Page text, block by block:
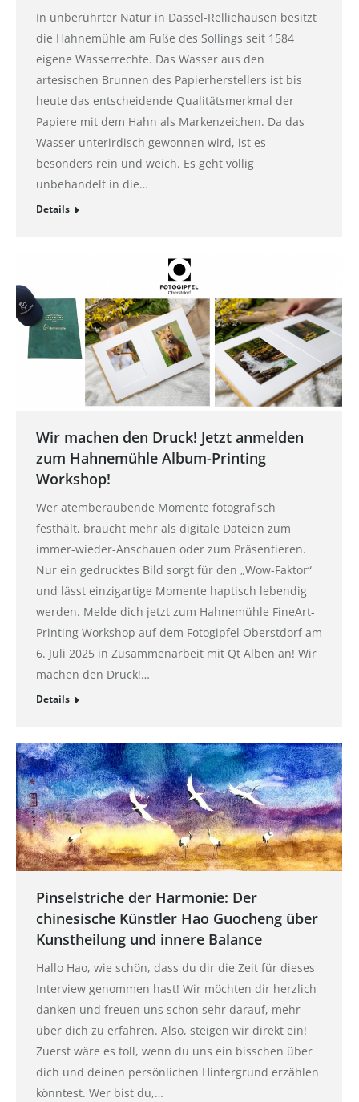
In unberührter Natur in Dassel-Relliehausen besitzt
die Hahnemühle am Fuße des Sollings seit 1584
eigene Wasserrechte. Das Wasser aus den
artesischen Brunnen des Papierherstellers ist bis
heute das entscheidende Qualitätsmerkmal der
Papiere mit dem Hahn als Markenzeichen. Da das
Wasser unterirdisch gewonnen wird, ist es
besonders rein und weich. Es geht völlig
unbehandelt in die…
Details
Wir machen den Druck! Jetzt anmelden
zum Hahnemühle Album-Printing
Workshop!
Wer atemberaubende Momente fotografisch
festhält, braucht mehr als digitale Dateien zum
immer-wieder-Anschauen oder zum Präsentieren.
Nur ein gedrucktes Bild sorgt für den „Wow-Faktor“
und lässt einzigartige Momente haptisch lebendig
werden. Melde dich jetzt zum Hahnemühle FineArt-
Printing Workshop auf dem Fotogipfel Oberstdorf am
6. Juli 2025 in Zusammenarbeit mit Qt Alben an! Wir
machen den Druck!…
Details
Pinselstriche der Harmonie: Der
chinesische Künstler Hao Guocheng über
Kunstheilung und innere Balance
Hallo Hao, wie schön, dass du dir die Zeit für dieses
Interview genommen hast! Wir möchten dir herzlich
danken und freuen uns schon sehr darauf, mehr
über dich zu erfahren. Also, steigen wir direkt ein!
Zuerst wäre es toll, wenn du uns ein bisschen über
dich und deinen persönlichen Hintergrund erzählen
könntest. Wer bist du,…